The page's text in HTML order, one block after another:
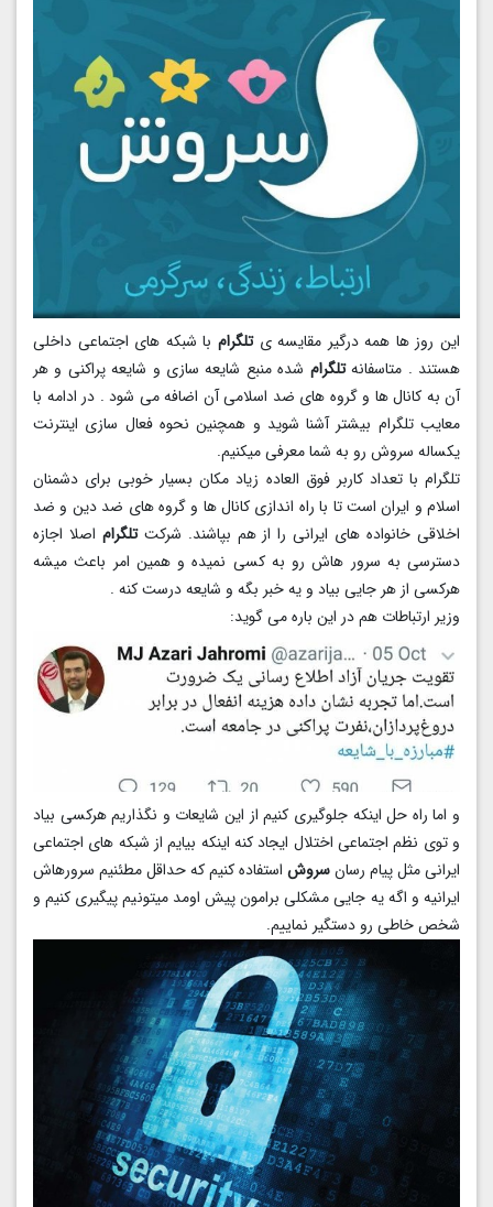
این روز ها همه درگیر مقایسه ی تلگرامبا شبکه های اجتماعی داخلی
هستند . متاسفانهتلگرامشده منبع شایعه سازی و شایعه پراکنی و هر
آن به کانال ها و گروه های ضد اسلامی آن اضافه می شود . در ادامه با
معایب تلگرام بیشتر آشنا شوید و همچنین نحوه فعال سازی اینترنت
یکساله سروش رو به شما معرفی میکنیم.
تلگرام با تعداد کاربر فوق العاده زیاد مکان بسیار خوبی برای دشمنان
اسلام و ایران است تا با راه اندازی کانال ها و گروه های ضد دین و ضد
اخلاقی خانواده های ایرانی را از هم بپاشند. شرکت تلگراماصلا اجازه
دسترسی به سرور هاش رو به کسی نمیده و همین امر باعث میشه
هرکسی از هر جایی بیاد و یه خبر بگه و شایعه درست کنه .
وزیر ارتباطات هم در این باره می گوید:
و اما راه حل اینکه جلوگیری کنیم از این شایعات و نگذاریم هرکسی بیاد
و توی نظم اجتماعی اختلال ایجاد کنه اینکه بیایم از شبکه های اجتماعی
ایرانی مثل پیام رسانسروشاستفاده کنیم که حداقل مطئنیم سرورهاش
ایرانیه و اگه یه جایی مشکلی برامون پیش اومد میتونیم پیگیری کنیم و
شخص خاطی رو دستگیر نماییم.